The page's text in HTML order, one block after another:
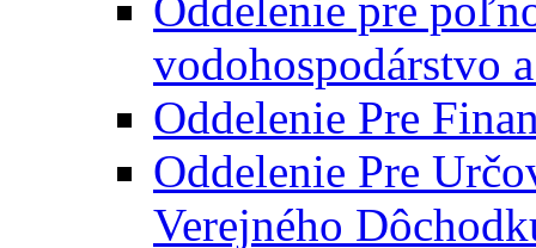
vodohospodárstvo
Oddelenie Pre
Oddelenie Pre
Verejného